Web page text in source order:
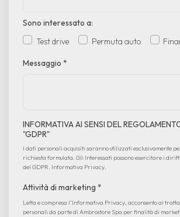
Sono interessato a:
Test drive
Permuta auto
Messaggio *
INFORMATIVA AI SENSI DEL
"GDPR"
I dati personali acquisiti saranno utilizzati esclusivamente
richiesta formulata. Gli Interessati possono esercitare i
del GDPR. Informativa Privacy.
Attività di marketing *
Letta e compresa l’Informativa Privacy, acconsento al
personali da parte di Ambrostore Spa per finalità di